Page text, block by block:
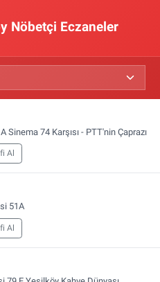
Nöbetçi Eczaneler
74 Karşısı - PTT'nin Çaprazı
Al
51A
Al